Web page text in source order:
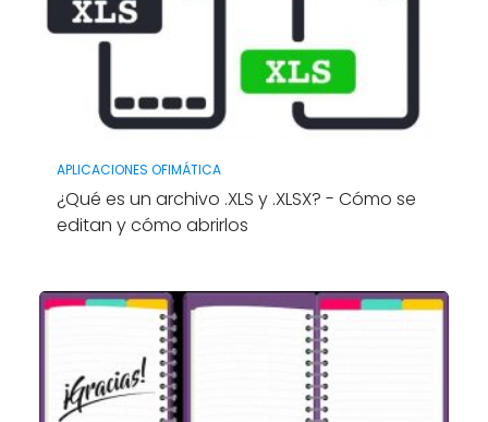
APLICACIONES OFIMÁTICA
¿Qué es un archivo .XLS y .XLSX? - Cómo se
editan y cómo abrirlos